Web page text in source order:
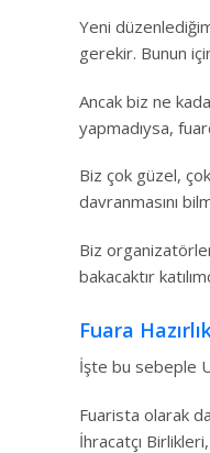
Yeni
gerekir. Bunun
Ancak biz ne
yapmadıysa,
Biz çok güzel,
davranmasını
Biz
bakacaktır
Fuara
İşte bu sebeple
Fuarista olarak
İhracatçı